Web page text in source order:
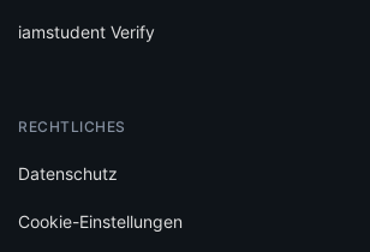
iamstudent Verify
RECHTLICHES
Datenschutz
Cookie-Einstellungen